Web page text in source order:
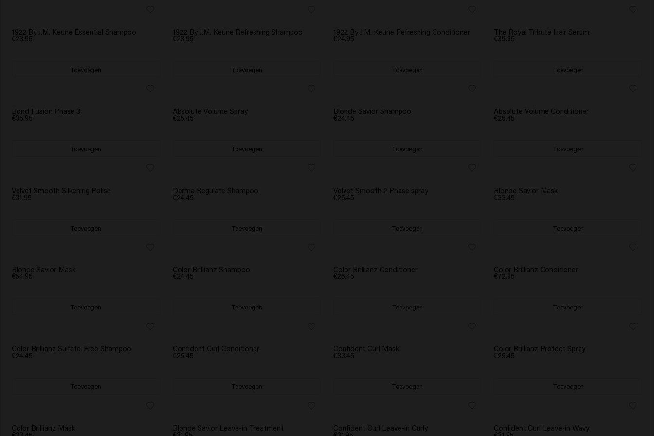
1922 By J.M. Keune Essential Shampoo
€23.95
Toevoegen
1922 By J.M. Keune Refreshing Shampoo
€23.95
Toevoegen
1922 By J.M. Keune Refreshing Conditioner
€24.95
Toevoegen
The Royal Tribute Hair Serum
€39.95
Toevoegen
Bond Fusion Phase 3
€35.95
Toevoegen
Absolute Volume Spray
€25.45
Toevoegen
Blonde Savior Shampoo
€24.45
Toevoegen
Absolute Volume Conditioner
€25.45
Toevoegen
Velvet Smooth Silkening Polish
€31.95
Toevoegen
Derma Regulate Shampoo
€24.45
Toevoegen
Velvet Smooth 2 Phase spray
€25.45
Toevoegen
Blonde Savior Mask
€33.45
Toevoegen
Blonde Savior Mask
€54.95
Toevoegen
Color Brillianz Shampoo
€24.45
Toevoegen
Color Brillianz Conditioner
€25.45
Toevoegen
Color Brillianz Conditioner
€72.95
Toevoegen
Color Brillianz Sulfate-Free Shampoo
€24.45
Toevoegen
Confident Curl Conditioner
€25.45
Toevoegen
Confident Curl Mask
€33.45
Toevoegen
Color Brillianz Protect Spray
€25.45
Toevoegen
Color Brillianz Mask Blonde Savior Leave-in Treatment Confident Curl Leave-in Curly Confident Curl Leave-in Wavy